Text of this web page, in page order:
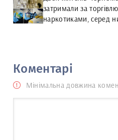
затримали за торгівлю
наркотиками, серед
Коментарі
Мінімальна довжина